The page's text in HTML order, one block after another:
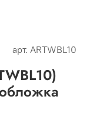
арт. ARTWBL10